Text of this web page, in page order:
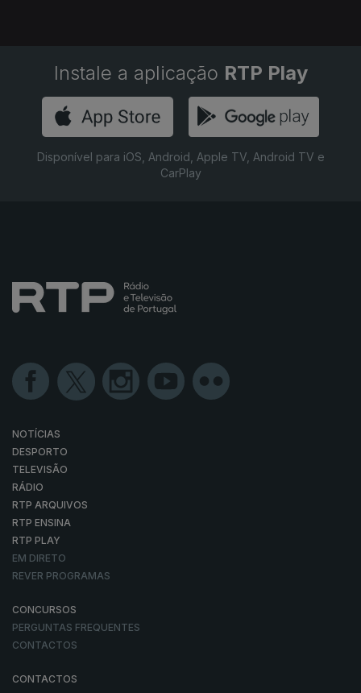
Instale a aplicação RTP Play
Disponível para iOS, Android, Apple TV, Android TV e
CarPlay
NOTÍCIAS
DESPORTO
TELEVISÃO
RÁDIO
RTP ARQUIVOS
RTP ENSINA
RTP PLAY
EM DIRETO
REVER PROGRAMAS
CONCURSOS
PERGUNTAS FREQUENTES
CONTACTOS
CONTACTOS